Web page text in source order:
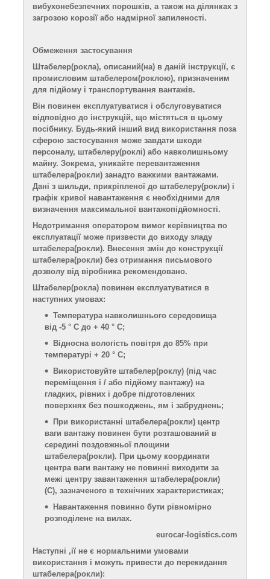
вибухонебезпечних порошків, а також на ділянках з
загрозою корозії або надмірної запиленості.
Обмеження застосування
Штабелер(рокла), описаний(на) в даній інструкції, є
промисловим штабелером(роклою), призначеним
для підйому і транспортування вантажів.
Він повинен експлуатуватися і обслуговуватися
відповідно до інструкцій, що містяться в цьому
посібнику. Будь-який інший вид використання поза
сферою застосування може завдати шкоди
персоналу, штабелеру(роклі) або навколишньому
майну. Зокрема, уникайте перевантаження
штабелера(рокли) занадто важкими вантажами.
Дані з шильди, прикріпленої до штабелеру(рокли) і
графік кривої навантаження є необхідними для
визначення максимальної вантажопідйомності.
Недотримання оператором вимог керівництва по
експлуатації може призвести до виходу зладу
штабелера(рокли). Внесення змін до конструкції
штабелера(рокли) без отримання письмового
дозволу від віробника рекомендовано.
Штабелер(рокла) повинен експлуатуватися в
наступних умовах:
Температура навколишнього середовища
від -5 ° С до + 40 ° С;
Відносна вологість повітря до 85% при
температурі + 20 ° С;
Використовуйте штабелер(роклу) (під час
переміщення і / або підйому вантажу) на
гладких, рівних і добре підготовлених
поверхнях без пошкоджень, ям і забруднень;
При використанні штабелера(рокли) центр
ваги вантажу повинен бути розташований в
середині поздовжньої площини
штабелера(рокли). При цьому координати
центра ваги вантажу не повинні виходити за
межі центру завантаження штабелера(рокли)
(С), зазначеного в технічних характеристиках;
Навантаження повинно бути рівномірно
розподілене на вилах.
eurocar-logistics.com
Наступні ,ії не є нормальними умовами
використання і можуть привести до перекидання
штабелера(рокли):